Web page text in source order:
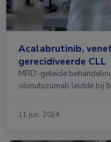
Acalabrutinib,
gerecidiveerde CLL
MRD-geleide
obinutuzumab leidde bij
11 jun. 2024